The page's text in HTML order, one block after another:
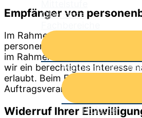
Oberstufe
Mathematisch-
Biologie
Empfänger von
Im Rahmen unserer
personenbezogenen Daten an
im Rahmen einer
wir ein berechtigtes Interesse
erlaubt. Beim Einsatz von
Auftragsverarbeitung weiter.
Widerruf Ihrer